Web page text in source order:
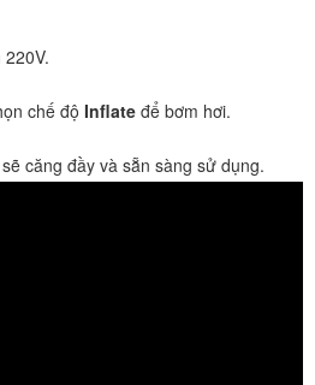
chế độ Inflate để bơm hơi.
căng đầy và sẵn sàng sử dụng.